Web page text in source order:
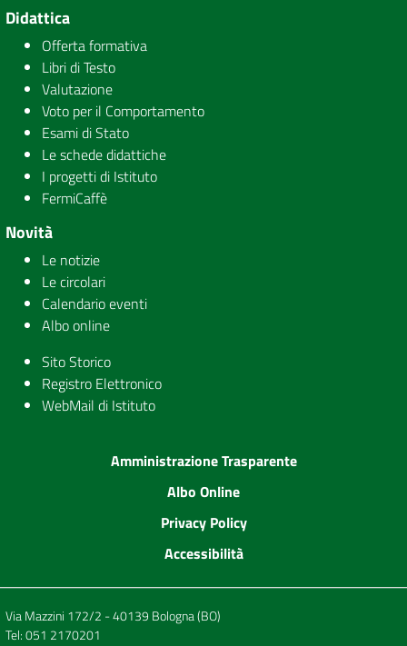
Didattica
Offerta formativa
Libri di Testo
Valutazione
Voto per il Comportamento
Esami di Stato
Le schede didattiche
I progetti di Istituto
FermiCaffè
Novità
Le notizie
Le circolari
Calendario eventi
Albo online
Sito Storico
Registro Elettronico
WebMail di Istituto
Amministrazione Trasparente
Albo Online
Privacy Policy
Accessibilità
Via Mazzini 172/2 - 40139 Bologna (BO)
Tel:051 2170201